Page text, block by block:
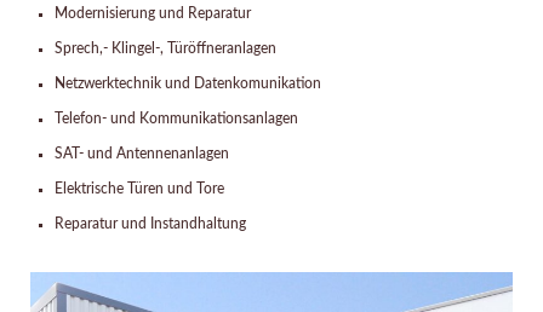
Modernisierung und Reparatur
Sprech,- Klingel-, Türöffneranlagen
Netzwerktechnik und Datenkomunikation
Telefon- und Kommunikationsanlagen
SAT- und Antennenanlagen
Elektrische Türen und Tore
Reparatur und Instandhaltung